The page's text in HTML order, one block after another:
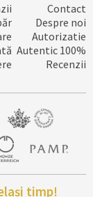
Contact
Despre noi
Autorizatie
Autentic 100%
Recenzii
timp!